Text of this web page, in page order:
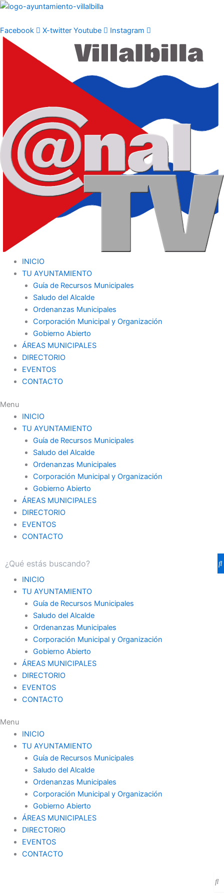
Ir
contenido
Facebook X-twitter Youtube Instagram
INICIO
TU AYUNTAMIENTO
Guía de Recursos Municipales
Saludo del Alcalde
Ordenanzas Municipales
Corporación Municipal y Organización
Gobierno Abierto
ÁREAS MUNICIPALES
DIRECTORIO
EVENTOS
CONTACTO
Menu
INICIO
TU AYUNTAMIENTO
Guía de Recursos Municipales
Saludo del Alcalde
Ordenanzas Municipales
Corporación Municipal y Organización
Gobierno Abierto
ÁREAS MUNICIPALES
DIRECTORIO
EVENTOS
CONTACTO
INICIO
TU AYUNTAMIENTO
Guía de Recursos Municipales
Saludo del Alcalde
Ordenanzas Municipales
Corporación Municipal y Organización
Gobierno Abierto
ÁREAS MUNICIPALES
DIRECTORIO
EVENTOS
CONTACTO
Menu
INICIO
TU AYUNTAMIENTO
Guía de Recursos Municipales
Saludo del Alcalde
Ordenanzas Municipales
Corporación Municipal y Organización
Gobierno Abierto
ÁREAS MUNICIPALES
DIRECTORIO
EVENTOS
CONTACTO